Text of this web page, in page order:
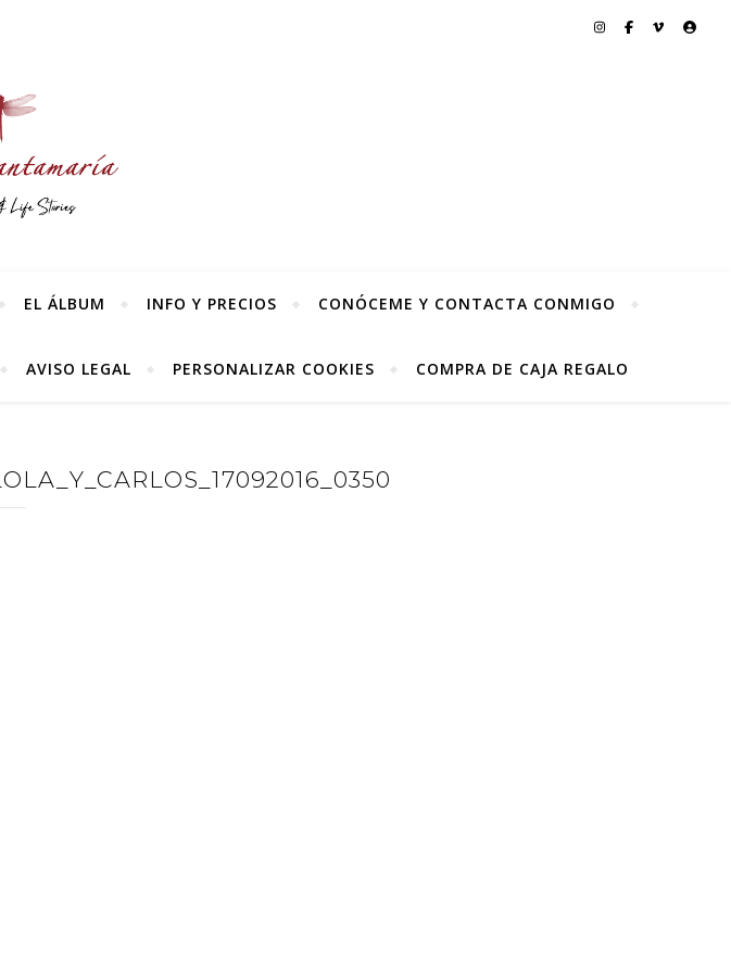
EL ÁLBUM INFO Y PRECIOS CONÓCEME Y CONTACTA CONMIGO
AVISO LEGAL PERSONALIZAR COOKIES COMPRA DE CAJA REGALO